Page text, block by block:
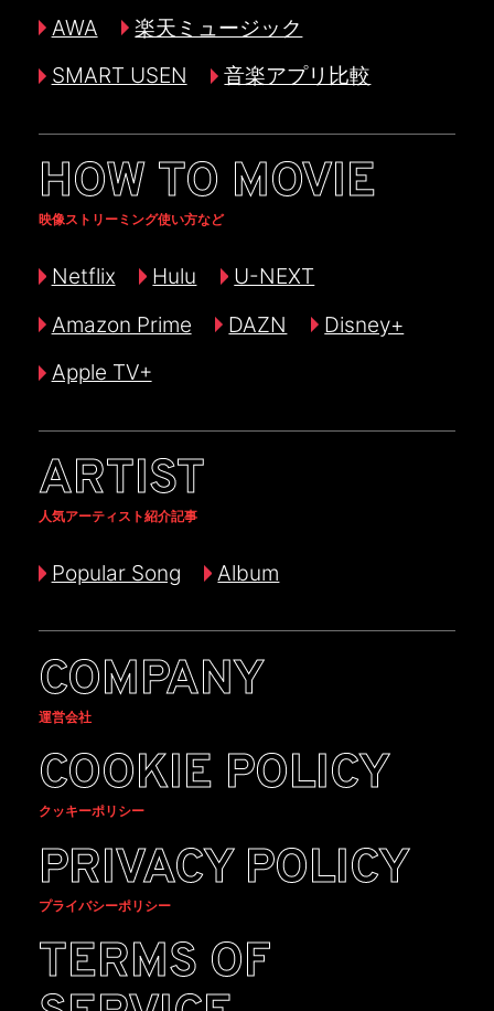
AWA
楽天ミュージック
SMART USEN
音楽アプリ比較
HOW TO MOVIE
映像ストリーミング使い方など
Netflix Hulu
U-NEXT
Amazon Prime
DAZN
Disney+
Apple TV+
ARTIST
人気アーティスト紹介記事
Popular Song Album
COMPANY
運営会社
COOKIE POLICY
クッキーポリシー
PRIVACY POLICY
プライバシーポリシー
TERMS OF